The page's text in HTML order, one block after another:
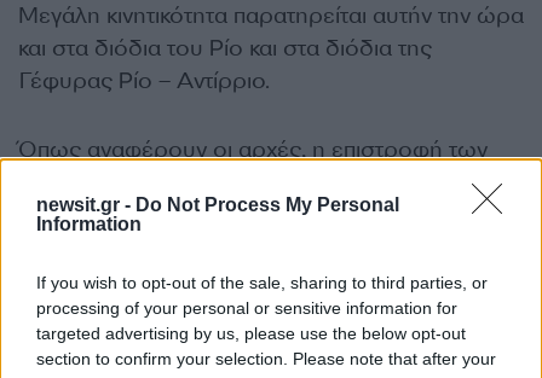
newsit.gr - Do Not Process My Personal
Information
If you wish to opt-out of the sale, sharing to third parties, or
processing of your personal or sensitive information for
targeted advertising by us, please use the below opt-out
section to confirm your selection. Please note that after your
Μεγάλη κινητικότητα παρατηρείται αυτήν την ώρα
και στα διόδια του Ρίο και στα διόδια της
Γέφυρας Ρίο – Αντίρριο.
Όπως αναφέρουν οι αρχές, η επιστροφή των
συνηθισμένο, με τον κύριο όγκο των οχημάτων
Στο ρεύμα προς Αθήνα, φεύγουν ανά ώρα
τουλάχιστον 2.500 αυτοκίνητα, ένας αριθμός